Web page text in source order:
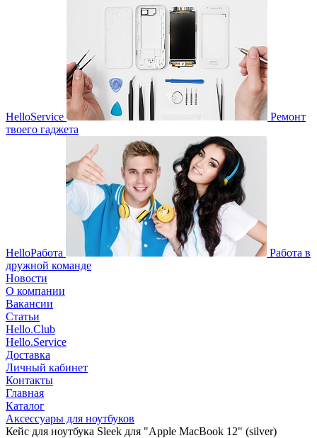
HelloService
Ремонт
твоего гаджета
HelloРабота
Работа в
дружной команде
Новости
О компании
Вакансии
Статьи
Hello.Club
Hello.Service
Доставка
Личный кабинет
Контакты
Главная
Каталог
Аксессуары для ноутбуков
Кейс для ноутбука Sleek для "Apple MacBook 12" (silver)